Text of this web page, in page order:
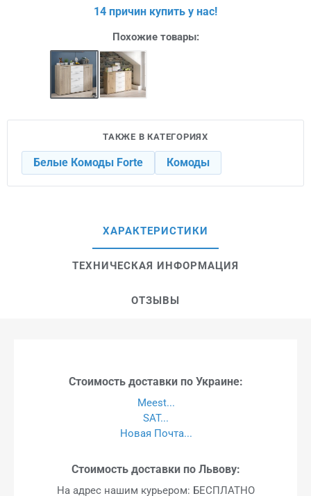
14 причин купить у нас!
Похожие товары:
ТАКЖЕ В КАТЕГОРИЯХ
Белые Комоды Forte Комоды
ХАРАКТЕРИСТИКИ
ТЕХНИЧЕСКАЯ ИНФОРМАЦИЯ
ОТЗЫВЫ
Стоимость доставки по Украине:
Meest...
SAT...
Новая Почта...
Стоимость доставки по Львову:
На адрес нашим курьером: БЕСПЛАТНО